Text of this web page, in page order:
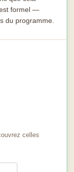
formel —
du programme.
celles